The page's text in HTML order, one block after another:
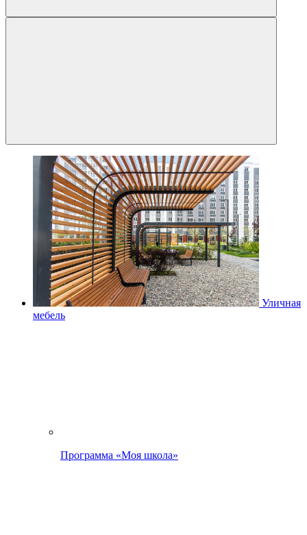
Уличная
мебель
Программа «Моя школа»